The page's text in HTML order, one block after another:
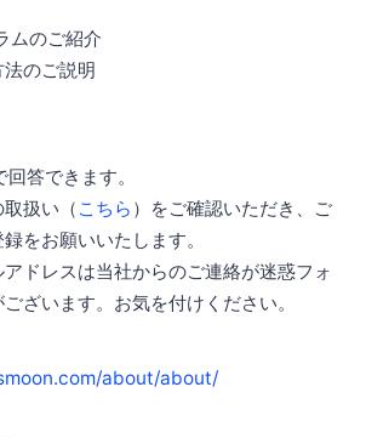
ムのご紹介
法のご説明
答できます。
取扱い（ こちら ）をご確認いただき、ご
をお願いいたします。
アドレスは当社からのご連絡が迷惑フォ
ざいます。お気を付けください。
about/about/